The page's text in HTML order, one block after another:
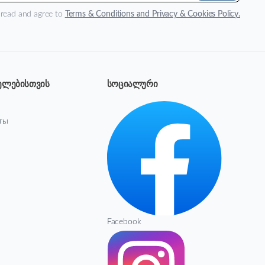
and agree to Terms & Conditions and Privacy & Cookies Policy.
სოციალური
Facebook